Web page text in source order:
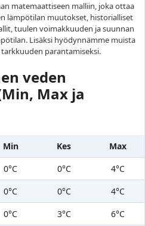
matemaattiseen malliin, joka ottaa
lämpötilan muutokset, historialliset
tuulen voimakkuuden ja suunnan
Lisäksi hyödynnämme muista
parantamiseksi.
veden
Max ja
Min Kes
Max
0°C 0°C
4°C
0°C 0°C
4°C
0°C 3°C
6°C